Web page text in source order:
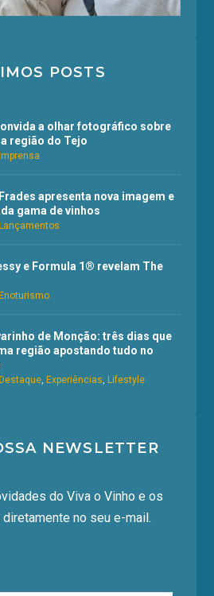
POSTS
a olhar fotográfico sobre
região do Tejo
Imprensa
apresenta nova imagem e
gama de vinhos
Lançamentos
e Formula 1® revelam The
Enoturismo
de Monção: três dias que
região apostando tudo no
Destaque, Experiências, Lifestyle
NEWSLETTER
do Viva o Vinho e os
no seu e-mail.